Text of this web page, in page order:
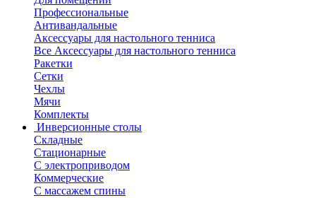
Профессиональные
Антивандальные
Аксессуары для настольного тенниса
Все Аксессуары для настольного тенниса
Ракетки
Сетки
Чехлы
Мячи
Комплекты
Инверсионные столы
Складные
Стационарные
С электроприводом
Коммерческие
С массажем спины